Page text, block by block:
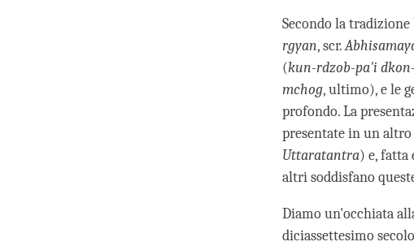
Secondo la tradizione
rgyan, scr.
(kun-rdzob-pa'i
mchog, ultimo), e le
profondo. La
presentate in un
Uttaratantra) e, fatta
altri soddisfano
Diamo un'occhiata
diciassettesimo